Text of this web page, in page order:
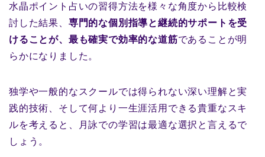
水晶ポイント占いの習得方法を様々な角度から比較検
討した結果、 専門的な個別指導と継続的サポートを受
けることが、最も確実で効率的な道筋であることが明
らかになりました。
独学や一般的なスクールでは得られない深い理解と実
践的技術、そして何より一生涯活用できる貴重なスキ
ルを考えると、月詠での学習は最適な選択と言えるで
しょう。